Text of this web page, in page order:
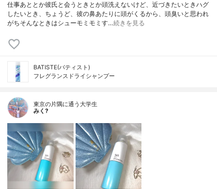
仕事あととか彼氏と会うときとか頭洗えないけど、近づきたいときハグ
したいとき、ちょうど、彼の鼻あたりに頭がくるから、頭臭いと思われ
がちそんなときはシューモミモミす…続きを見る
BATISTE(バティスト)
フレグランスドライシャンプー
東京の片隅に通う大学生
みく?